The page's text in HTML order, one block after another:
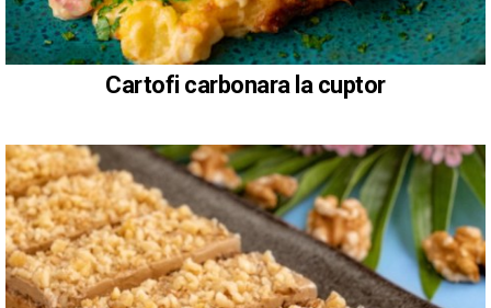
Cartofi carbonara la cuptor